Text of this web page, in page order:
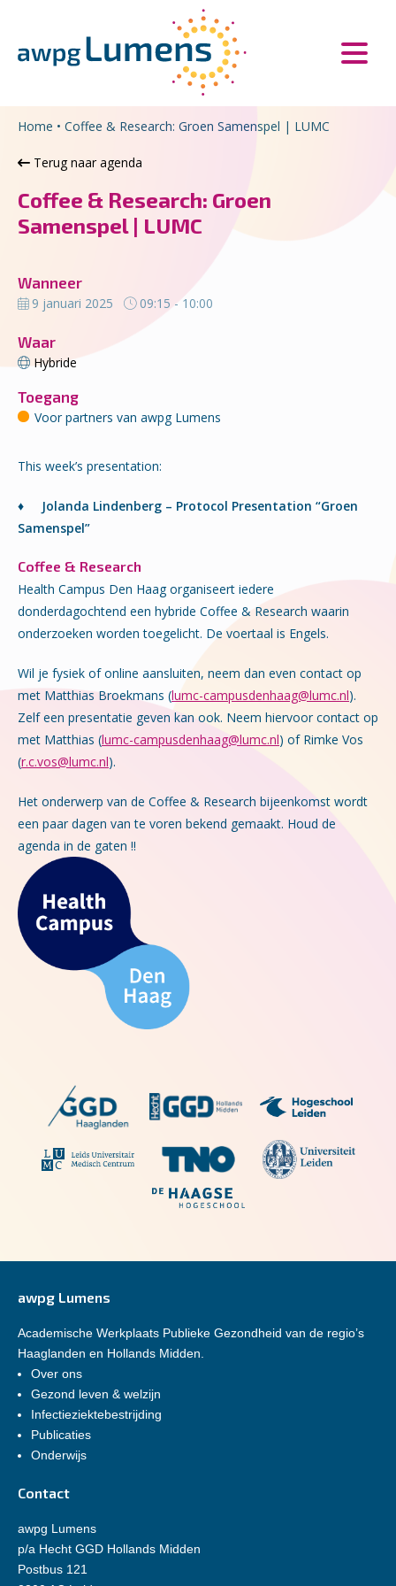
Home • Coffee & Research: Groen Samenspel | LUMC
Terug naar agenda
Coffee & Research: Groen
Samenspel | LUMC
Wanneer
9 januari 2025 09:15 - 10:00
Waar
Hybride
Toegang
Voor partners van awpg Lumens
This week’s presentation:
♦
Jolanda Lindenberg – Protocol Presentation “Groen
Samenspel”
Coffee & Research
Health Campus Den Haag organiseert iedere
donderdagochtend een hybride Coffee & Research waarin
onderzoeken worden toegelicht. De voertaal is Engels.
Wil je fysiek of online aansluiten, neem dan even contact op
met Matthias Broekmans (lumc-campusdenhaag@lumc.nl).
Zelf een presentatie geven kan ook. Neem hiervoor contact op
met Matthias (lumc-campusdenhaag@lumc.nl) of Rimke Vos
(r.c.vos@lumc.nl).
Het onderwerp van de Coffee & Research bijeenkomst wordt
een paar dagen van te voren bekend gemaakt. Houd de
agenda in de gaten !!
awpg Lumens
Academische Werkplaats Publieke Gezondheid van de regio’s
Haaglanden en Hollands Midden.
Over ons
Gezond leven & welzijn
Infectieziektebestrijding
Publicaties
Onderwijs
Contact
awpg Lumens
p/a Hecht GGD Hollands Midden
Postbus 121